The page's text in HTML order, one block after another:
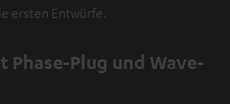
ersten Entwürfe.
Phase-Plug und Wave-